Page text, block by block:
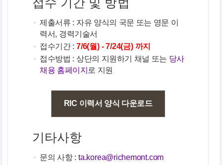
접수 기간 및 방법
· 제출서류 : 자유 양식의 국문 또는 영문 이
력서, 경력기술서
· 접수기간 :7/6(월) - 7/24(금) 까지
· 접수방법 : 상단의 지원하기 채널 또는 당사
채용 홈페이지 로 지원
RIC 이력서 양식 다운로드
기타사항
· 문의 사항 : ta.korea@richemont.com